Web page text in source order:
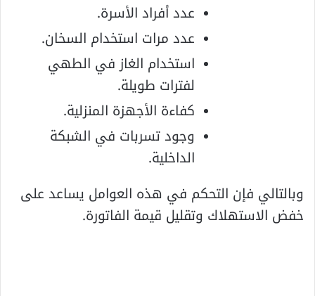
عدد أفراد الأسرة.
عدد مرات استخدام السخان.
استخدام الغاز في الطهي
لفترات طويلة.
كفاءة الأجهزة المنزلية.
وجود تسربات في الشبكة
الداخلية.
وبالتالي فإن التحكم في هذه العوامل يساعد على
خفض الاستهلاك وتقليل قيمة الفاتورة.